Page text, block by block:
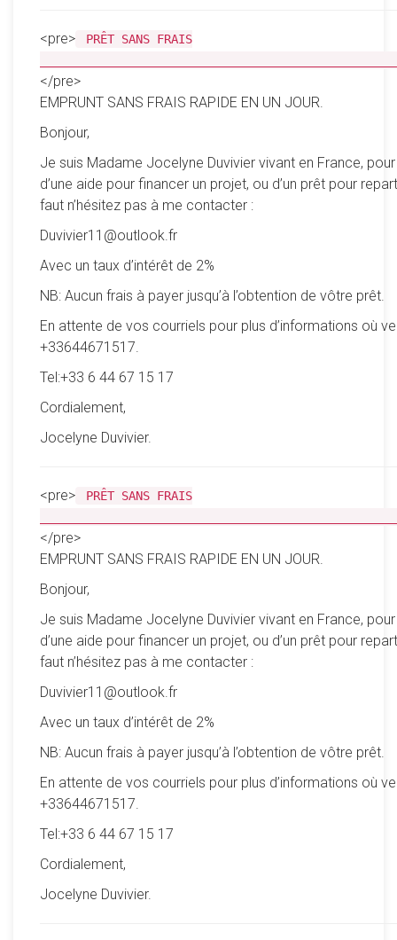
<pre>
PRÊT SANS FRAIS
</pre>
EMPRUNT SANS FRAIS RAPIDE EN UN JOUR.
Bonjour,
Je suis Madame Jocelyne Duvivier vivant en France,
d’une aide pour financer un projet, ou d’un prêt pour
faut n’hésitez pas à me contacter :
Duvivier11@outlook.fr
Avec un taux d’intérêt de 2%
NB: Aucun frais à payer jusqu’à l’obtention de vôtre prêt.
En attente de vos courriels pour plus d’informations où
+33644671517.
Tel:+33 6 44 67 15 17
Cordialement,
Jocelyne Duvivier.
<pre>
PRÊT SANS FRAIS
</pre>
EMPRUNT SANS FRAIS RAPIDE EN UN JOUR.
Bonjour,
Je suis Madame Jocelyne Duvivier vivant en France,
d’une aide pour financer un projet, ou d’un prêt pour
faut n’hésitez pas à me contacter :
Duvivier11@outlook.fr
Avec un taux d’intérêt de 2%
NB: Aucun frais à payer jusqu’à l’obtention de vôtre prêt.
En attente de vos courriels pour plus d’informations où
+33644671517.
Tel:+33 6 44 67 15 17
Cordialement,
Jocelyne Duvivier.